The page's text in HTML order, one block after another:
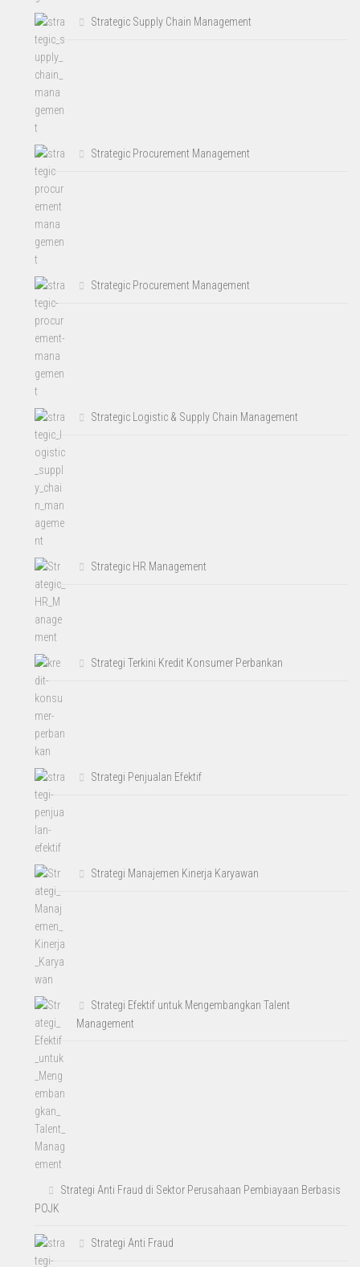
Strategic Supply Chain Management
Strategic Procurement Management
Strategic Procurement Management
Strategic Logistic & Supply Chain Management
Strategic HR Management
Strategi Terkini Kredit Konsumer Perbankan
Strategi Penjualan Efektif
Strategi Manajemen Kinerja Karyawan
Strategi Efektif untuk Mengembangkan Talent
Management
Strategi Anti Fraud di Sektor Perusahaan Pembiayaan Berbasis
POJK
Strategi Anti Fraud